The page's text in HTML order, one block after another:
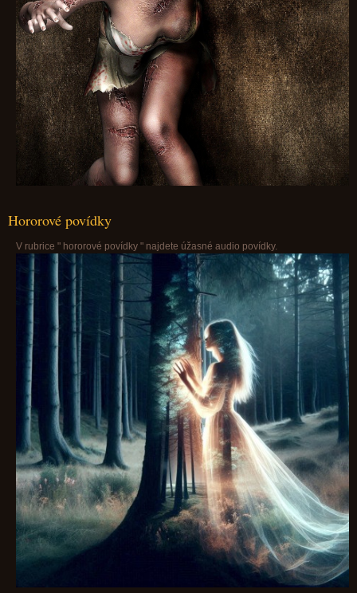
Hororové povídky
V rubrice " hororové povídky " najdete úžasné audio povídky.